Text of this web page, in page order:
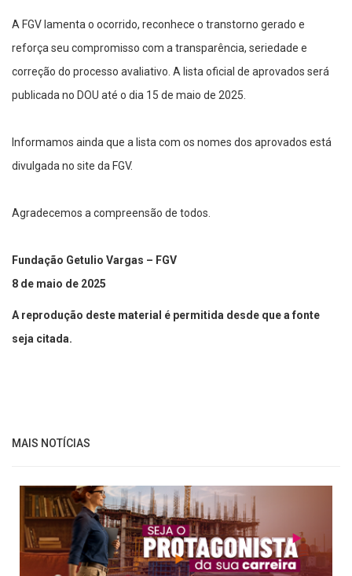
A FGV lamenta o ocorrido, reconhece o transtorno gerado e
reforça seu compromisso com a transparência, seriedade e
correção do processo avaliativo. A lista oficial de aprovados será
publicada no DOU até o dia 15 de maio de 2025.
Informamos ainda que a lista com os nomes dos aprovados está
divulgada no site da FGV.
Agradecemos a compreensão de todos.
Fundação Getulio Vargas – FGV
8 de maio de 2025
A reprodução deste material é permitida desde que a fonte
seja citada.
MAIS NOTÍCIAS